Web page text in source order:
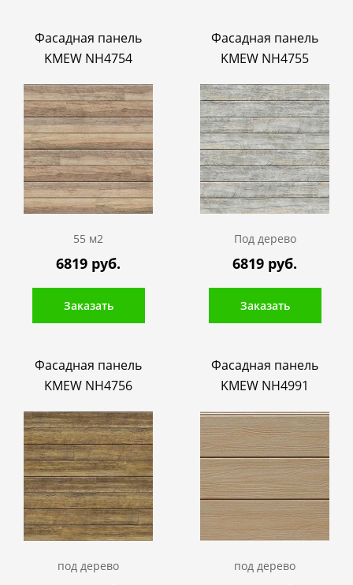
Фасадная панель
KMEW NH4754
55 м2
6819 руб.
Заказать
Фасадная панель
KMEW NH4755
Под дерево
6819 руб.
Заказать
Фасадная панель
KMEW NH4756
под дерево
Фасадная панель
KMEW NH4991
под дерево